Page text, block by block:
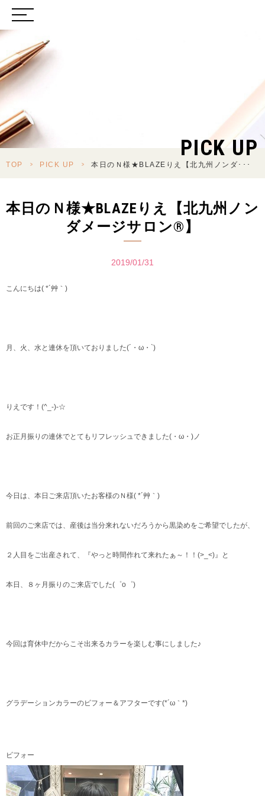
PICK UP
TOP > PICK UP > 本日のＮ様★BLAZEりえ【北九州ノンダ･･･
本日のＮ様★BLAZEりえ【北九州ノン
ダメージサロン®】
2019/01/31
こんにちは( *´艸｀)
月、火、水と連休を頂いておりました(´・ω・`)
りえです！(^_-)-☆
お正月振りの連休でとてもリフレッシュできました(・ω・)ノ
今日は、本日ご来店頂いたお客様のＮ様( *´艸｀)
前回のご来店では、産後は当分来れないだろうから黒染めをご希望でしたが、
２人目をご出産されて、『やっと時間作れて来れたぁ～！！(>_<)』と
本日、８ヶ月振りのご来店でした(゜o゜)
今回は育休中だからこそ出来るカラーを楽しむ事にしました♪
グラデーションカラーのビフォー＆アフターです(*´ω｀*)
ビフォー